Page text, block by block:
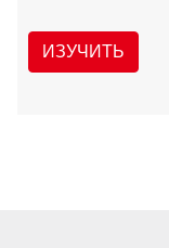
ИЗУЧИТЬ